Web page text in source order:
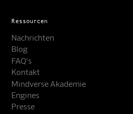
Online · KI-Assistent
Ressourcen
Nachrichten
Blog
FAQ's
Kontakt
Mindverse Akademie
Engines
Presse